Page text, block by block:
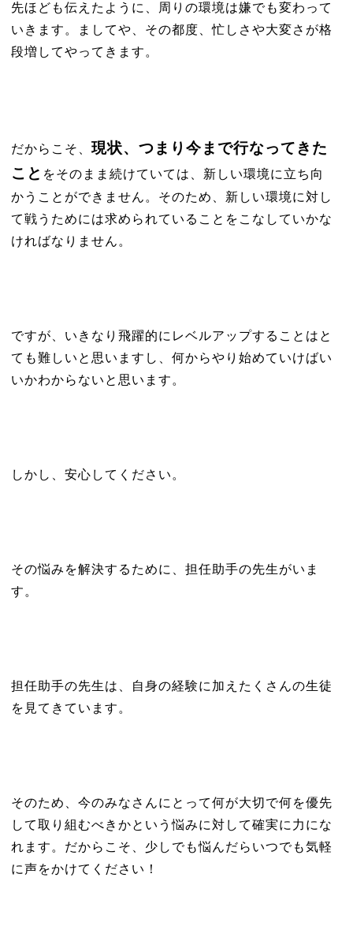
先ほども伝えたように、周りの環境は嫌でも変わって
いきます。ましてや、その都度、忙しさや大変さが格
段増してやってきます。
だからこそ、 現状、つまり今まで行なってきた
こと をそのまま続けていては、新しい環境に立ち向
かうことができません。そのため、新しい環境に対し
て戦うためには求められていることをこなしていかな
ければなりません。
ですが、いきなり飛躍的にレベルアップすることはと
ても難しいと思いますし、何からやり始めていけばい
いかわからないと思います。
しかし、安心してください。
その悩みを解決するために、担任助手の先生がいま
す。
担任助手の先生は、自身の経験に加えたくさんの生徒
を見てきています。
そのため、今のみなさんにとって何が大切で何を優先
して取り組むべきかという悩みに対して確実に力にな
れます。だからこそ、少しでも悩んだらいつでも気軽
に声をかけてください！